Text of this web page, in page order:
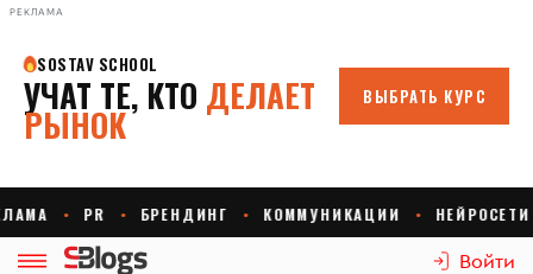
РЕКЛАМА
Войти